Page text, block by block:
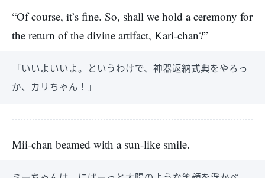
“Of course, it’s fine. So, shall we hold a ceremony for
the return of the divine artifact, Kari-chan?”
「いいよいいよ。というわけで、神器返納式典をやろっ
か、カリちゃん！」
Mii-chan beamed with a sun-like smile.